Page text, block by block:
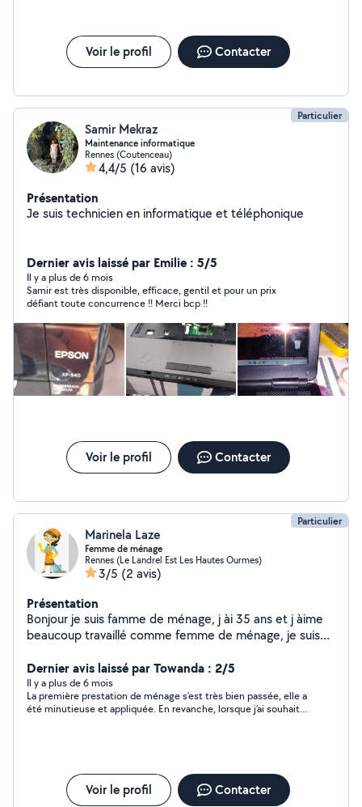
Voir le profil Contacter
Particulier
Samir Mekraz
Maintenance informatique
Rennes (Coutenceau)
4,4/5 (16 avis)
Présentation
Je suis technicien en informatique et téléphonique
Dernier avis laissé par Emilie : 5/5
Il y a plus de 6 mois
Samir est très disponible, efficace, gentil et pour un prix
défiant toute concurrence !! Merci bcp !!
Voir le profil Contacter
Particulier
Marinela Laze
Femme de ménage
Rennes (Le Landrel Est Les Hautes Ourmes)
3/5 (2 avis)
Présentation
Bonjour je suis famme de ménage, j ài 35 ans et j àime
beaucoup travaillé comme femme de ménage, je suis
de moi je travaillé tous les jours et je suis trés actif avec
ce travail
Dernier avis laissé par Towanda : 2/5
Il y a plus de 6 mois
La première prestation de ménage s’est très bien passée, elle a
été minutieuse et appliquée. En revanche, lorsque j’ai souhaité
travail était bien fait, mais le manque de respect et de
professionnalisme dans l’échange ne me permet pas de la
recommander.
Voir le profil Contacter